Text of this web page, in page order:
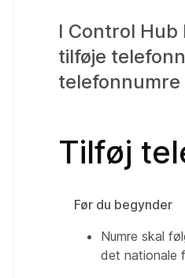
I Control
tilføje
Tilføj
Før du begynder
Numre skal
det nationale